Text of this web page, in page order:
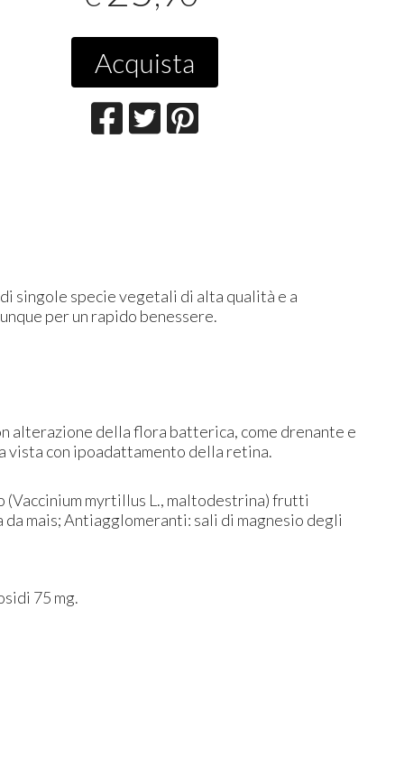
Acquista
singole specie vegetali di alta qualità e a
per un rapido benessere.
della flora batterica, come drenante e
con ipoadattamento della retina.
myrtillus L., maltodestrina) frutti
mais; Antiagglomeranti: sali di magnesio degli
75 mg.